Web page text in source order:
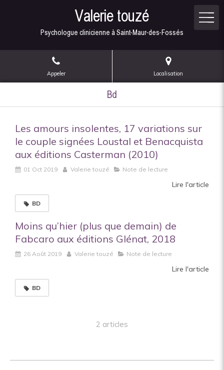
Valerie touzé
Psychologue clinicienne à Saint-Maur-des-Fossés
Appeler Localisation
Bd
Les amours insolentes, 17 variations sur
le couple signées Loustal et Benacquista
aux éditions Casterman (2010)
01 Oct 2019 Valerie touzé Note de lecture
Lire l'article
BD
Moins qu’hier (plus que demain) de
Fabcaro aux éditions Glénat, 2018
26 Août 2019 Valerie touzé Note de lecture
Lire l'article
BD
2 articles